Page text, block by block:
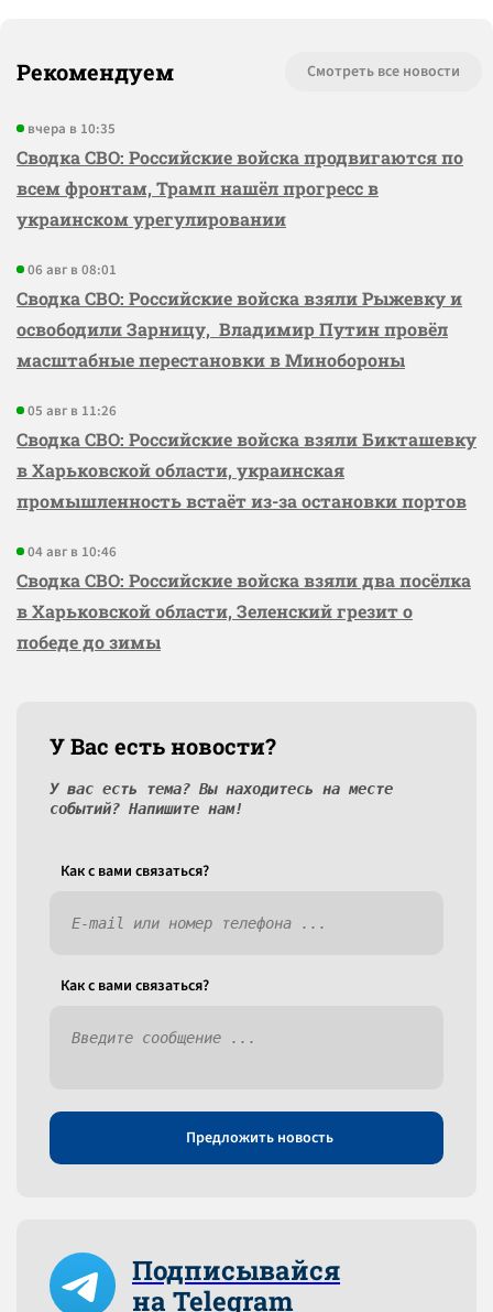
Рекомендуем Смотреть все новости
вчера в 10:35
Сводка СВО: Российские войска продвигаются по
всем фронтам, Трамп нашёл прогресс в
украинском урегулировании
06 авг в 08:01
Сводка СВО: Российские войска взяли Рыжевку и
освободили Зарницу, Владимир Путин провёл
масштабные перестановки в Минобороны
05 авг в 11:26
Сводка СВО: Российские войска взяли Бикташевку
в Харьковской области, украинская
промышленность встаёт из-за остановки портов
04 авг в 10:46
Сводка СВО: Российские войска взяли два посёлка
в Харьковской области, Зеленский грезит о
победе до зимы
У Вас есть новости?
У вас есть тема? Вы находитесь на месте
событий? Напишите нам!
Как c вами связаться?
Как c вами связаться?
Предложить новость
Подписывайся
на Telegram